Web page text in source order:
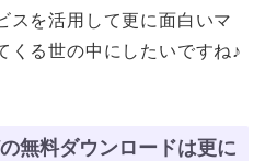
スを活用して更に面白いマ
くる世の中にしたいですね♪
無料ダウンロードは更に